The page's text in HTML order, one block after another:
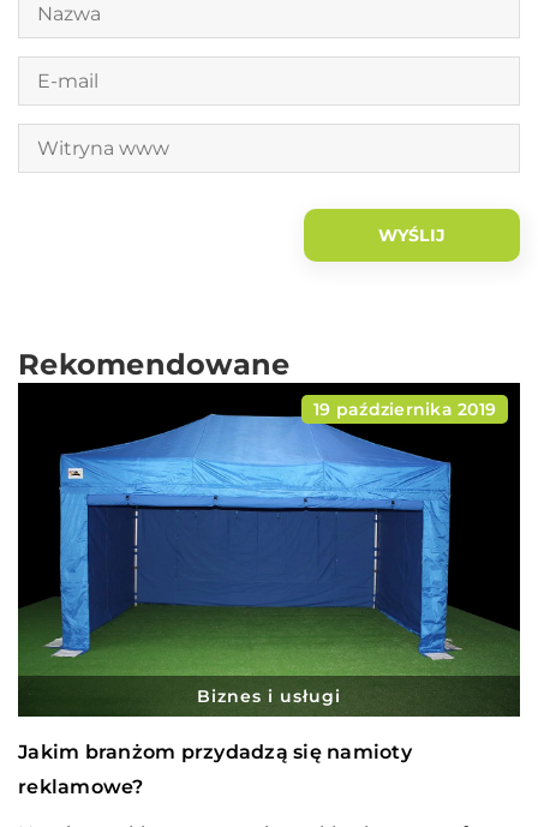
Rekomendowane
19 października 2019
Biznes i usługi
Jakim branżom przydadzą się namioty
reklamowe?